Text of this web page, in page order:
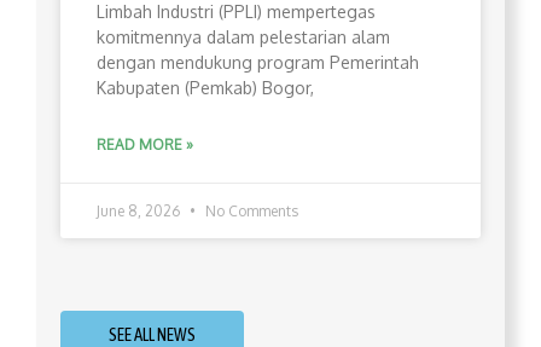
Limbah Industri (PPLI) mempertegas
komitmennya dalam pelestarian alam
dengan mendukung program Pemerintah
Kabupaten (Pemkab) Bogor,
READ MORE »
June 8, 2026 No Comments
SEE ALL NEWS